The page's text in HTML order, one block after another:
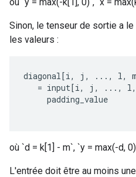
Sinon, le tenseur de sortie a
les valeurs :
diagonal[i, j , ..., l, m
= input[i, j , ..., l,
padding_value
où `d = k[1] - m`, `y = max(-d,
L'entrée doit être au moins